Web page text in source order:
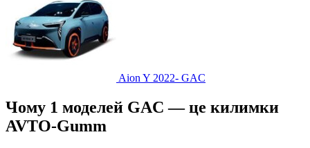
Aion Y 2022- GAC
Чому 1 моделей GAC — це килимки
AVTO-Gumm